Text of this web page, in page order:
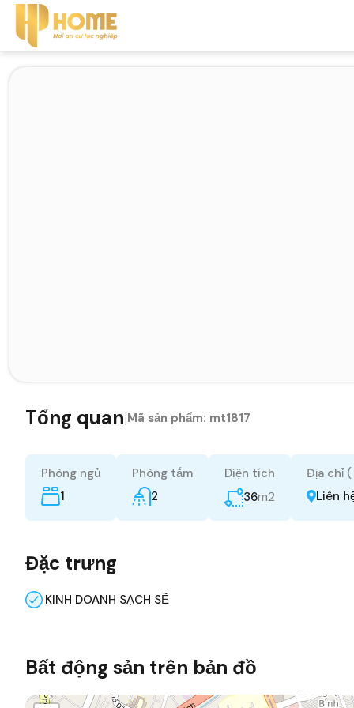
Tổng quan Mã sản phẩm: mt1817
Phòng ngủ
1
Phòng tắm
2
Diện tích
36m2
Địa chỉ
Liên
Đặc trưng
KINH DOANH SẠCH SẼ
Bất động sản trên bản đồ